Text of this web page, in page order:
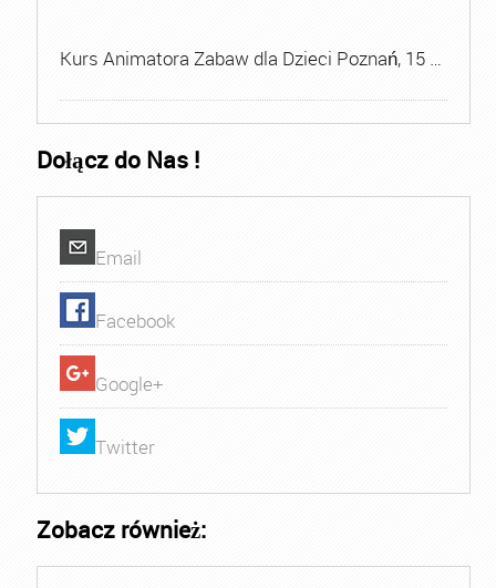
Kurs Animatora Zabaw dla Dzieci Poznań, 15 …
Dołącz do Nas !
Email
Facebook
Google+
Twitter
Zobacz również: